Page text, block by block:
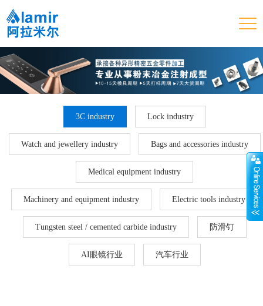
3C industry Lock industry
Watch and jewellery industry Bags and accessories industry
Medical equipment industry
Machinery and equipment industry Electric tools industry
Tungsten steel / cemented carbide industry 防滑钉
AI眼镜行业 汽车行业